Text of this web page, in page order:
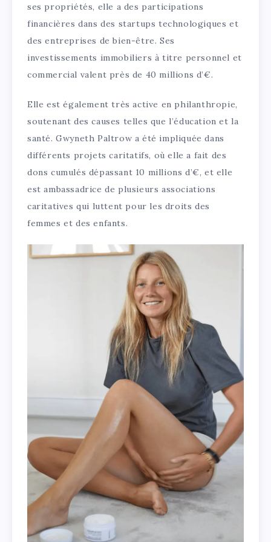
ses propriétés, elle a des participations
financières dans des startups technologiques et
des entreprises de bien-être. Ses
investissements immobiliers à titre personnel et
commercial valent près de 40 millions d’€.
Elle est également très active en philanthropie,
soutenant des causes telles que l’éducation et la
santé. Gwyneth Paltrow a été impliquée dans
différents projets caritatifs, où elle a fait des
dons cumulés dépassant 10 millions d’€, et elle
est ambassadrice de plusieurs associations
caritatives qui luttent pour les droits des
femmes et des enfants.